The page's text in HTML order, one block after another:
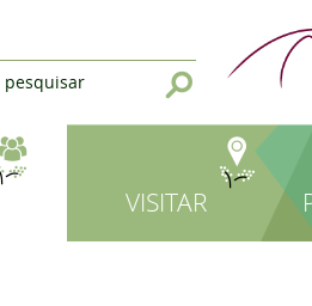
VISITAR